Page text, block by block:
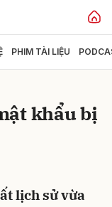
PHIM TÀI LIỆU
khẩu bị
lịch sử vừa